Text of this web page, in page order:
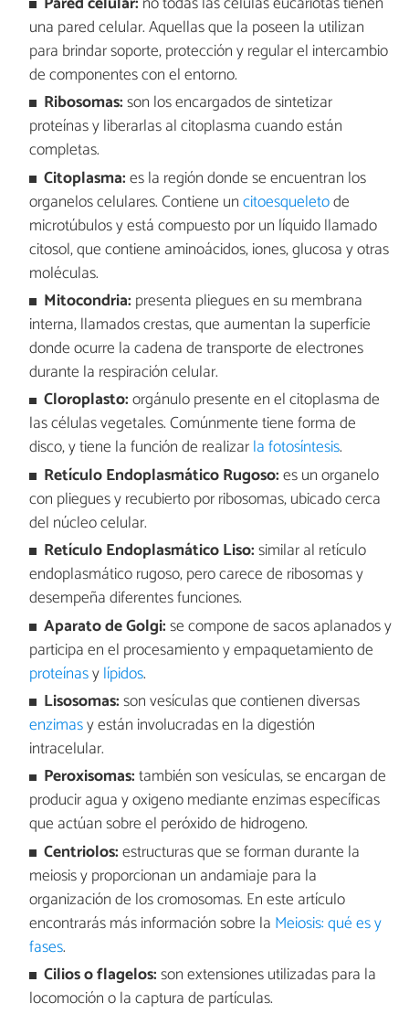
una pared celular. Aquellas que la poseen la utilizan
para brindar soporte, protección y regular el intercambio
de componentes con el entorno.
Ribosomas:son los encargados de sintetizar
proteínas y liberarlas al citoplasma cuando están
completas.
Citoplasma:es la región donde se encuentran los
organelos celulares. Contiene uncitoesqueletode
microtúbulos y está compuesto por un líquido llamado
citosol, que contiene aminoácidos, iones, glucosa y otras
moléculas.
Mitocondria: presenta pliegues en su membrana
interna, llamados crestas, que aumentan la superficie
donde ocurre la cadena de transporte de electrones
durante la respiración celular.
Cloroplasto:orgánulo presente en el citoplasma de
las células vegetales. Comúnmente tiene forma de
disco, y tiene la función de realizarla fotosíntesis.
Retículo Endoplasmático Rugoso:es un organelo
con pliegues y recubierto por ribosomas, ubicado cerca
del núcleo celular.
Retículo Endoplasmático Liso:similar al retículo
endoplasmático rugoso, pero carece de ribosomas y
desempeña diferentes funciones.
Aparato de Golgi:se compone de sacos aplanados y
participa en el procesamiento y empaquetamiento de
proteínasylípidos.
Lisosomas:son vesículas que contienen diversas
enzimasy están involucradas en la digestión
intracelular.
Peroxisomas:también son vesículas, se encargan de
producir agua y oxigeno mediante enzimas específicas
que actúan sobre el peróxido de hidrogeno.
Centriolos:estructuras que se forman durante la
meiosis y proporcionan un andamiaje para la
organización de los cromosomas. En este artículo
encontrarás más información sobre la Meiosis: qué es y
fases.
Cilios o flagelos:son extensiones utilizadas para la
locomoción o la captura de partículas.